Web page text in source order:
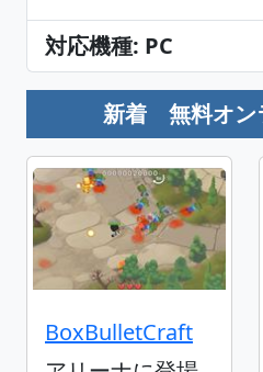
対応機種: PC
新着 無料オン
BoxBulletCraft